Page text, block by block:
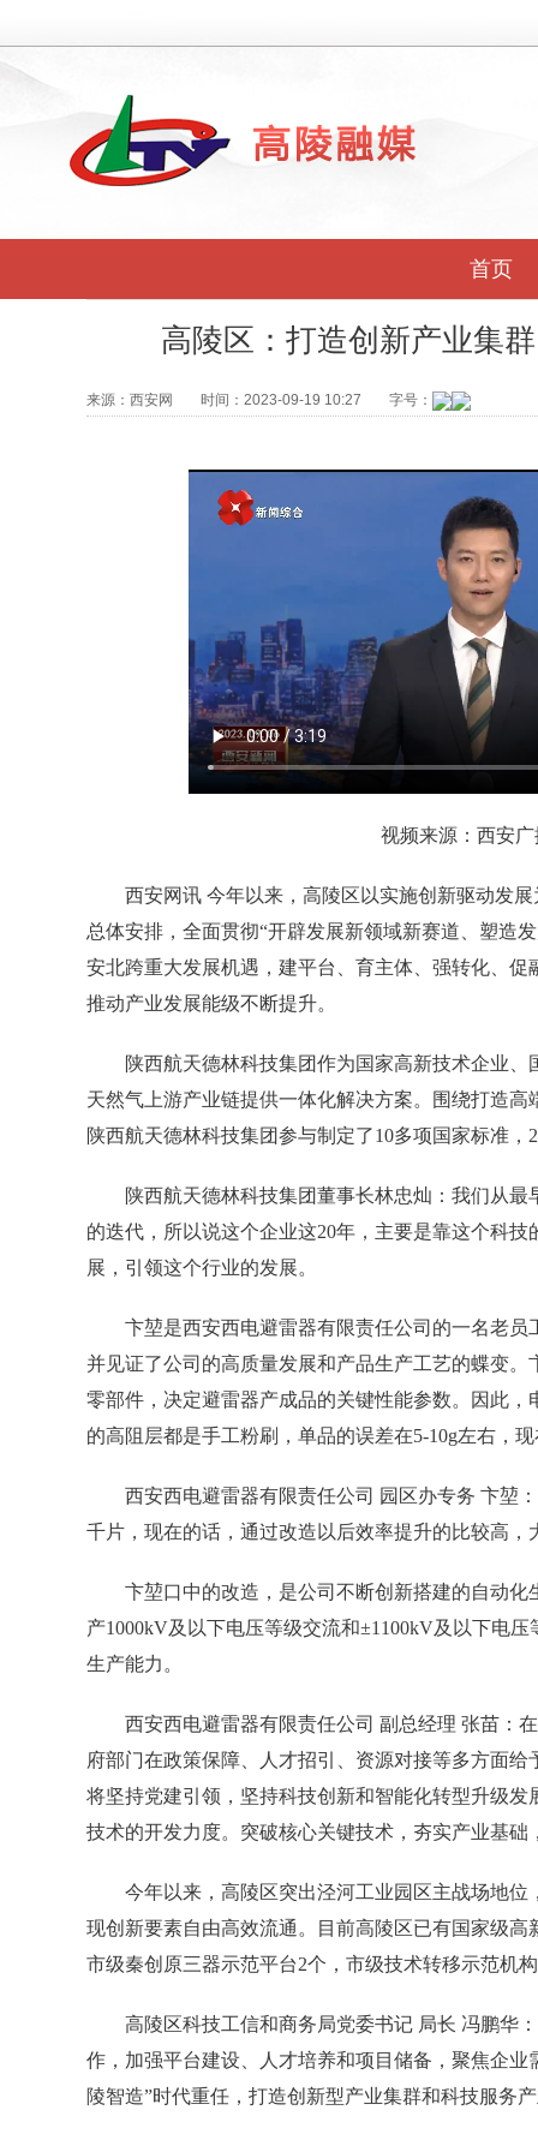
首页
高陵区：打造创新产业集
来源： 西安网 时间： 2023-09-19 10:27 字号：
视频来源：西安广
西安网讯 今年以来，高陵区以实施创新驱动发展
总体安排，全面贯彻“开辟发展新领域新赛道、塑造
安北跨重大发展机遇，建平台、育主体、强转化、促
推动产业发展能级不断提升。
陕西航天德林科技集团作为国家高新技术企业、
天然气上游产业链提供一体化解决方案。围绕打造高
陕西航天德林科技集团参与制定了10多项国家标准，
陕西航天德林科技集团董事长林忠灿：我们从最
的迭代，所以说这个企业这20年，主要是靠这个科
展，引领这个行业的发展。
卞堃是西安西电避雷器有限责任公司的一名老员
并见证了公司的高质量发展和产品生产工艺的蝶变
零部件，决定避雷器产成品的关键性能参数。因此
的高阻层都是手工粉刷，单品的误差在5-10g左右，
西安西电避雷器有限责任公司 园区办专务 卞堃：
千片，现在的话，通过改造以后效率提升的比较高，
卞堃口中的改造，是公司不断创新搭建的自动化
产1000kV及以下电压等级交流和±1100kV及以下电
生产能力。
西安西电避雷器有限责任公司 副总经理 张苗：在
府部门在政策保障、人才招引、资源对接等多方面给
将坚持党建引领，坚持科技创新和智能化转型升级
技术的开发力度。突破核心关键技术，夯实产业基础
今年以来，高陵区突出泾河工业园区主战场地位
现创新要素自由高效流通。目前高陵区已有国家级高
市级秦创原三器示范平台2个，市级技术转移示范机构
高陵区科技工信和商务局党委书记 局长 冯鹏华：
作，加强平台建设、人才培养和项目储备，聚焦企业
陵智造”时代重任，打造创新型产业集群和科技服务产